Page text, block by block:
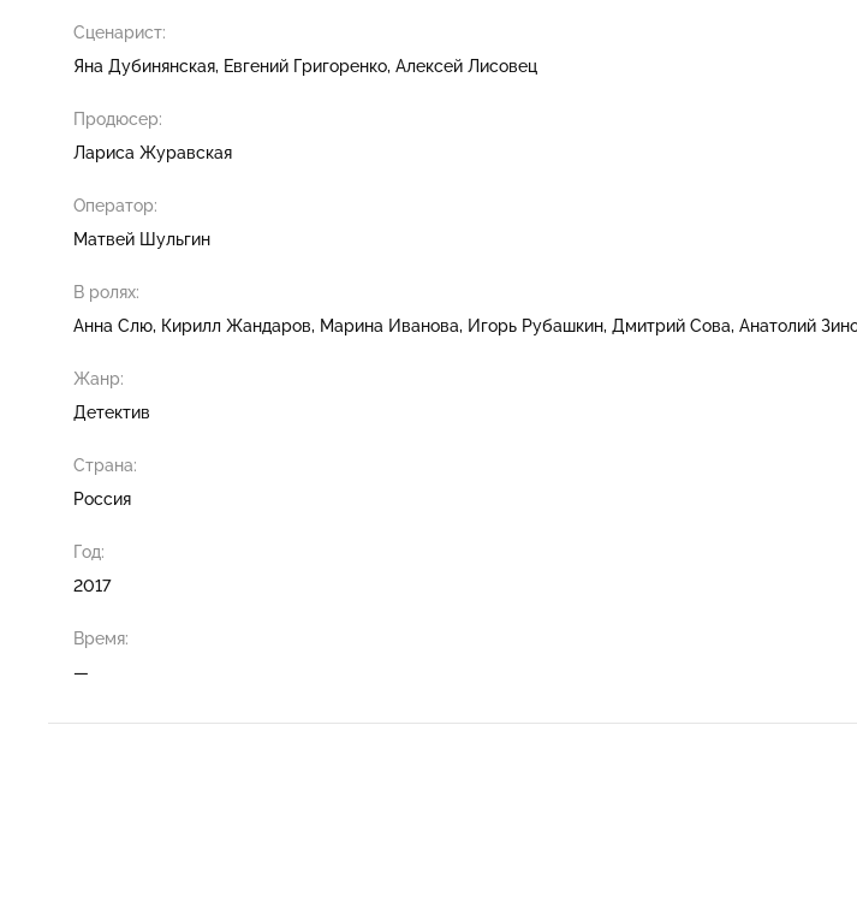
Сценарист:
Яна Дубинянская Евгений Григоренко Алексей Лисовец
Продюсер:
Лариса Журавская
Оператор:
Матвей Шульгин
В ролях:
Анна Слю Кирилл Жандаров Марина Иванова Игорь Рубашкин Дмитрий Сова Анатолий
Жанр:
Детектив
Страна:
Россия
Год:
2017
Время:
—